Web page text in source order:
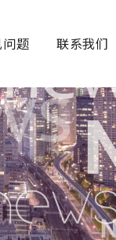
题 联系我们